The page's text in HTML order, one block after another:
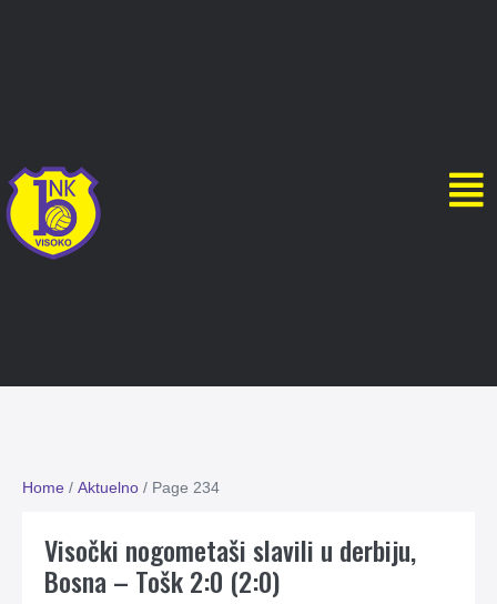
Home / Aktuelno / Page 234
Visočki nogometaši slavili u derbiju,
Bosna – Tošk 2:0 (2:0)